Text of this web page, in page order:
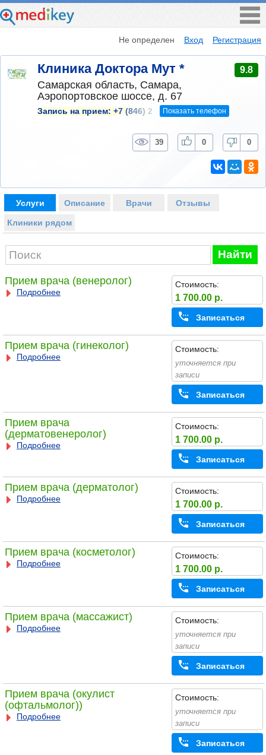
Не определен Вход Регистрация
Клиника Доктора Мут * 9.8
Самарская область, Самара,
Аэропортовское шоссе, д. 67
Запись на прием: +7 (846) 2 Показать телефон
39 0 0
Услуги Описание Врачи Отзывы
Клиники рядом
Найти
Прием врача (венеролог)
Подробнее
Стоимость:
1 700.00 р.
Записаться
Прием врача (гинеколог)
Подробнее
Стоимость:
уточняется при
записи
Записаться
Прием врача
(дерматовенеролог)
Подробнее
Стоимость:
1 700.00 р.
Записаться
Прием врача (дерматолог)
Подробнее
Стоимость:
1 700.00 р.
Записаться
Прием врача (косметолог)
Подробнее
Стоимость:
1 700.00 р.
Записаться
Прием врача (массажист)
Подробнее
Стоимость:
уточняется при
записи
Записаться
Прием врача (окулист
(офтальмолог))
Подробнее
Стоимость:
уточняется при
записи
Записаться